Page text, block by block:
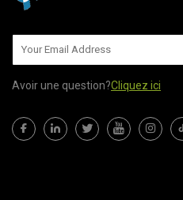
Avoir une question?Cliquez ici